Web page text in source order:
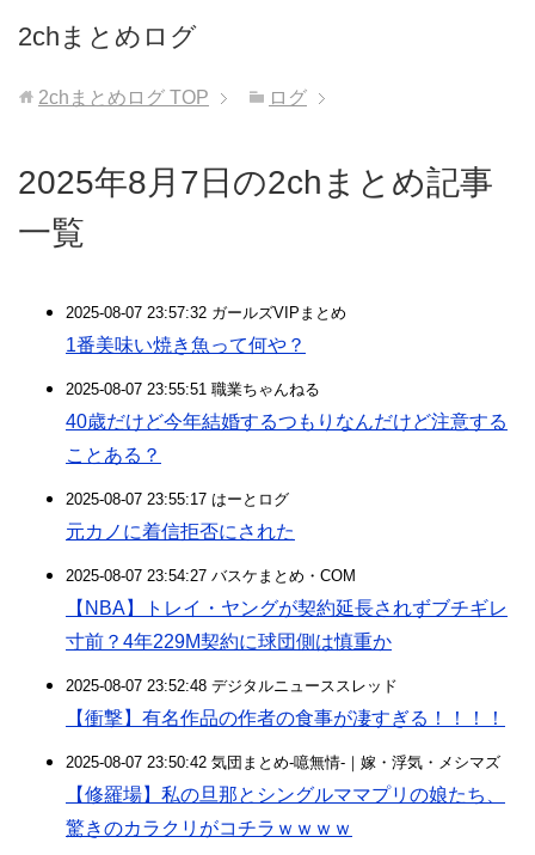
2chまとめログ
2chまとめログ TOP ログ
2025年8月7日の2chまとめ記事
一覧
2025-08-07 23:57:32 ガールズVIPまとめ
1番美味い焼き魚って何や？
2025-08-07 23:55:51 職業ちゃんねる
40歳だけど今年結婚するつもりなんだけど注意する
ことある？
2025-08-07 23:55:17 はーとログ
元カノに着信拒否にされた
2025-08-07 23:54:27 バスケまとめ・COM
【NBA】トレイ・ヤングが契約延長されずブチギレ
寸前？4年229M契約に球団側は慎重か
2025-08-07 23:52:48 デジタルニューススレッド
【衝撃】有名作品の作者の食事が凄すぎる！！！！
2025-08-07 23:50:42 気団まとめ-噫無情-｜嫁・浮気・メシマズ
【修羅場】私の旦那とシングルママプリの娘たち、
驚きのカラクリがコチラｗｗｗｗ